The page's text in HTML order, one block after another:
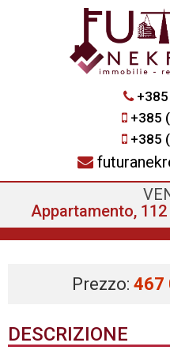
+385
+385
Appartamento,
Prezzo: 467
DESCRIZIONE